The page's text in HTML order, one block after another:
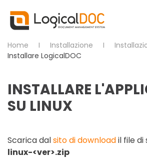
Skip to main content
Home Installazione
Installare LogicalDOC
INSTALLARE
SU LINUX
Scarica dalsito di downloadil file di
linux-<ver>.zip